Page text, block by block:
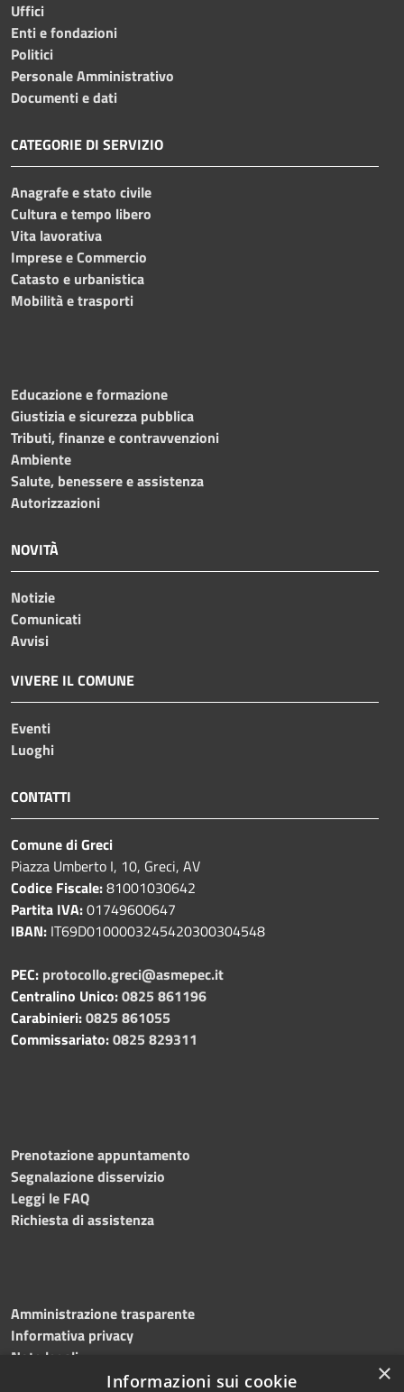
Uffici
Enti e fondazioni
Politici
Personale Amministrativo
Documenti e dati
CATEGORIE DI SERVIZIO
Anagrafe e stato civile
Cultura e tempo libero
Vita lavorativa
Imprese e Commercio
Catasto e urbanistica
Mobilità e trasporti
Educazione e formazione
Giustizia e sicurezza pubblica
Tributi, finanze e contravvenzioni
Ambiente
Salute, benessere e assistenza
Autorizzazioni
NOVITÀ
Notizie
Comunicati
Avvisi
VIVERE IL COMUNE
Eventi
Luoghi
CONTATTI
Comune di Greci
Piazza Umberto I, 10, Greci, AV
Codice Fiscale:81001030642
Partita IVA:01749600647
IBAN: IT69D0100003245420300304548
PEC: protocollo.greci@asmepec.it
Centralino Unico:0825 861196
Carabinieri:0825 861055
Commissariato:0825 829311
Prenotazione appuntamento
Segnalazione disservizio
Leggi le FAQ
Richiesta di assistenza
Amministrazione trasparente
Informativa privacy
Note legali
Dichiarazione di accessibilità
×
Informazioni sui cookie